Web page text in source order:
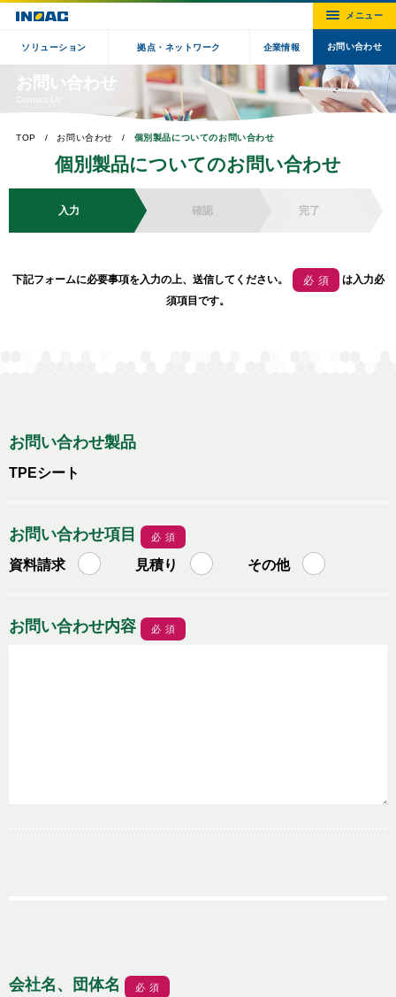
ソリューション 拠点・ネットワーク 企業情報 お問い合わせ
お問い合わせ
TOP お問い合わせ 個別製品についてのお問い合わせ
個別製品についてのお問い合わせ
入力 確認 完了
下記フォームに必要事項を入力の上、送信してください。 必須
は入力必
須項目です。
お問い合わせ製品
TPEシート
お問い合わせ項目 必須
資料請求 見積り その他
お問い合わせ内容 必須
会社名、団体名 必須